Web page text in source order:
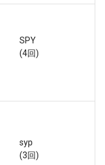
SPY
(4回)
syp
(3回)